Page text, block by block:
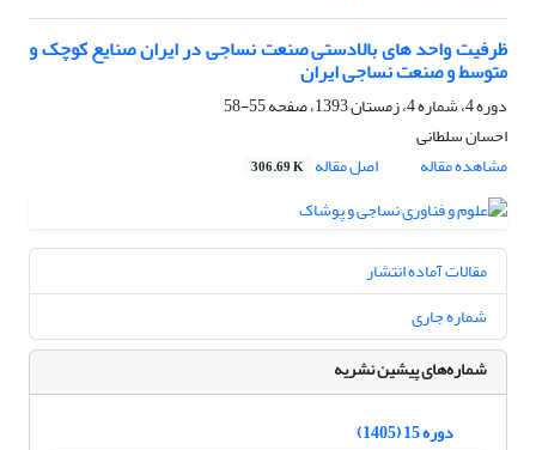
ظرفیت واحد های بالادستی صنعت نساجی در ایران صنایع کوچک و
متوسط و صنعت نساجی ایران
دوره 4، شماره 4، زمستان 1393، صفحه
55-58
احسان سلطانی
مشاهده مقاله
اصل مقاله 306.69 K
مقالات آماده انتشار
شماره جاری
شماره‌های پیشین نشریه
دوره 15 (1405)